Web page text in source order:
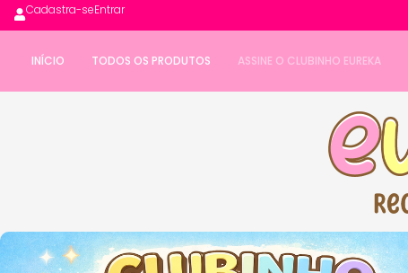
Cadastra-seEntrar
INÍCIO TODOS OS PRODUTOS ASSINE O CLUBINHO EUREKA